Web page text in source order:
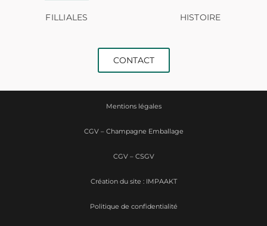
FILLIALES HISTOIRE
CONTACT
Mentions légales
CGV – Champagne Emballage
CGV – CSGV
Politique de confidentialité
Création du site : IMPAAKT